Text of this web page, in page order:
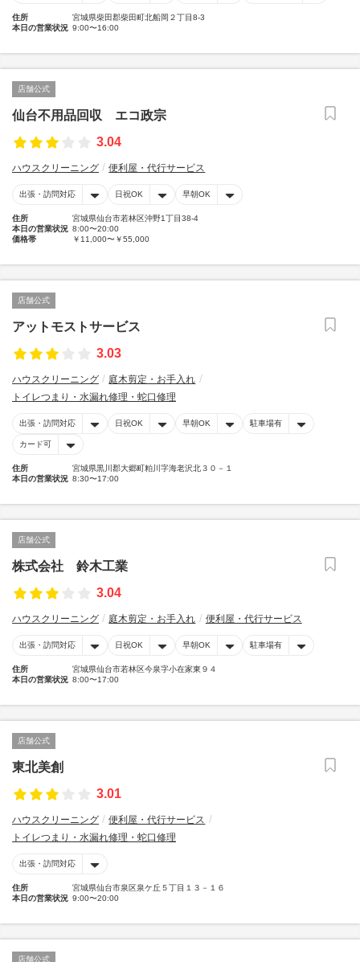
住所
宮城県柴田郡柴田町北船岡２丁目8-3
本日の営業状況 9:00〜16:00
店舗公式
仙台不用品回収 エコ政宗
3.04
ハウスクリーニング 便利屋・代行サービス
出張・訪問対応 日祝OK 早朝OK
住所
宮城県仙台市若林区沖野1丁目38-4
本日の営業状況 8:00〜20:00
価格帯
￥11,000〜￥55,000
店舗公式
アットモストサービス
3.03
ハウスクリーニング
庭木剪定・お手入れ
トイレつまり・水漏れ修理・蛇口修理
出張・訪問対応 日祝OK 早朝OK 駐車場有
カード可
住所
宮城県黒川郡大郷町粕川字海老沢北３０－１
本日の営業状況 8:30〜17:00
店舗公式
株式会社 鈴木工業
3.04
ハウスクリーニング 庭木剪定・お手入れ 便利屋・代行サービス
出張・訪問対応 日祝OK 早朝OK 駐車場有
住所
宮城県仙台市若林区今泉字小在家東９４
本日の営業状況 8:00〜17:00
店舗公式
東北美創
3.01
ハウスクリーニング
便利屋・代行サービス
トイレつまり・水漏れ修理・蛇口修理
出張・訪問対応
住所
宮城県仙台市泉区泉ケ丘５丁目１３－１６
本日の営業状況 9:00〜20:00
店舗公式